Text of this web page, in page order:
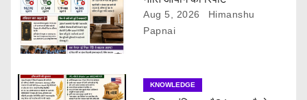
Aug 5, 2026
Himanshu
Papnai
KNOWLEDGE